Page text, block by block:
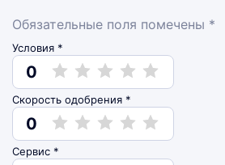
Обязательные поля помечены *
Условия *
0
Скорость одобрения *
0
Сервис *